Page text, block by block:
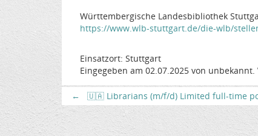
Württembergische Landesbibliothek
https://www.wlb-stuttgart.de/die-wlb/
Einsatzort: Stuttgart
Eingegeben am 02.07.2025 von
←
🇺🇦 Librarians (m/f/d) Limited full-time